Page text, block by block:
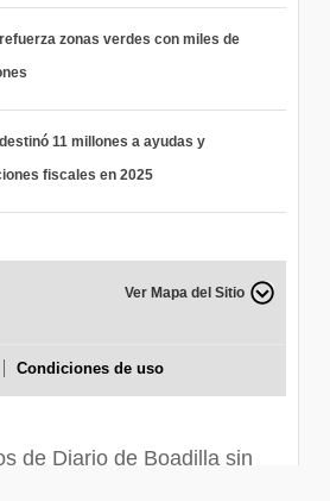
zonas verdes con miles de
11 millones a ayudas y
fiscales en 2025
Ver Mapa del Sitio
Condiciones de uso
de Diario de Boadilla sin